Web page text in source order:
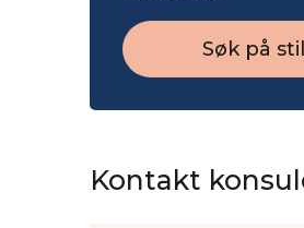
Søk på
Kontakt